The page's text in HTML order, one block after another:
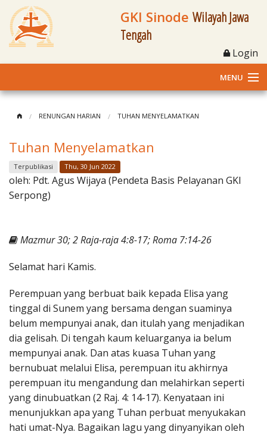
GKI Sinode Wilayah Jawa
Tengah
Login
MENU
Klasis dan Jemaat
Berita Kegiatan
Materi
RENUNGAN HARIAN TUHAN MENYELAMATKAN
Tuhan Menyelamatkan
Terpublikasi Thu, 30 Jun 2022
oleh: Pdt. Agus Wijaya (Pendeta Basis Pelayanan GKI
Serpong)
Mazmur 30; 2 Raja-raja 4:8-17; Roma 7:14-26
Selamat hari Kamis.
Perempuan yang berbuat baik kepada Elisa yang
tinggal di Sunem yang bersama dengan suaminya
belum mempunyai anak, dan itulah yang menjadikan
dia gelisah. Di tengah kaum keluarganya ia belum
mempunyai anak. Dan atas kuasa Tuhan yang
bernubuat melalui Elisa, perempuan itu akhirnya
perempuan itu mengandung dan melahirkan seperti
yang dinubuatkan (2 Raj. 4: 14-17). Kenyataan ini
menunjukkan apa yang Tuhan perbuat menyukakan
hati umat-Nya. Bagaikan lagu yang dinyanyikan oleh